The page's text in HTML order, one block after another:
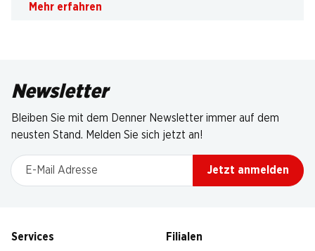
Mehr erfahren
Newsletter
Bleiben Sie mit dem Denner Newsletter immer auf dem
neusten Stand. Melden Sie sich jetzt an!
E-Mail Adresse
Jetzt anmelden
Services
Filialen